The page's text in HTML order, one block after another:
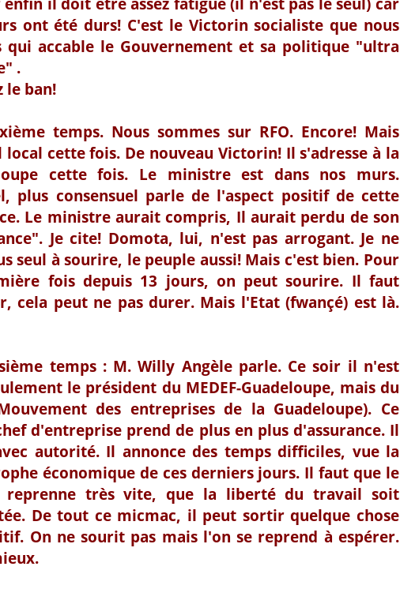
ont été durs! C'est le Victorin socialiste que nous
qui accable le Gouvernement et sa politique "ultra
.
le ban!
temps. Nous sommes sur RFO. Encore! Mais
local cette fois. De nouveau Victorin! Il s'adresse à la
cette fois. Le ministre est dans nos murs.
plus consensuel parle de l'aspect positif de cette
Le ministre aurait compris, Il aurait perdu de son
Je cite! Domota, lui, n'est pas arrogant. Je ne
seul à sourire, le peuple aussi! Mais c'est bien. Pour
fois depuis 13 jours, on peut sourire. Il faut
cela peut ne pas durer. Mais l'Etat (fwançé) est là.
temps : M. Willy Angèle parle. Ce soir il n'est
le président du MEDEF-Guadeloupe, mais du
des entreprises de la Guadeloupe). Ce
d'entreprise prend de plus en plus d'assurance. Il
autorité. Il annonce des temps difficiles, vue la
économique de ces derniers jours. Il faut que le
reprenne très vite, que la liberté du travail soit
De tout ce micmac, il peut sortir quelque chose
On ne sourit pas mais l'on se reprend à espérer.